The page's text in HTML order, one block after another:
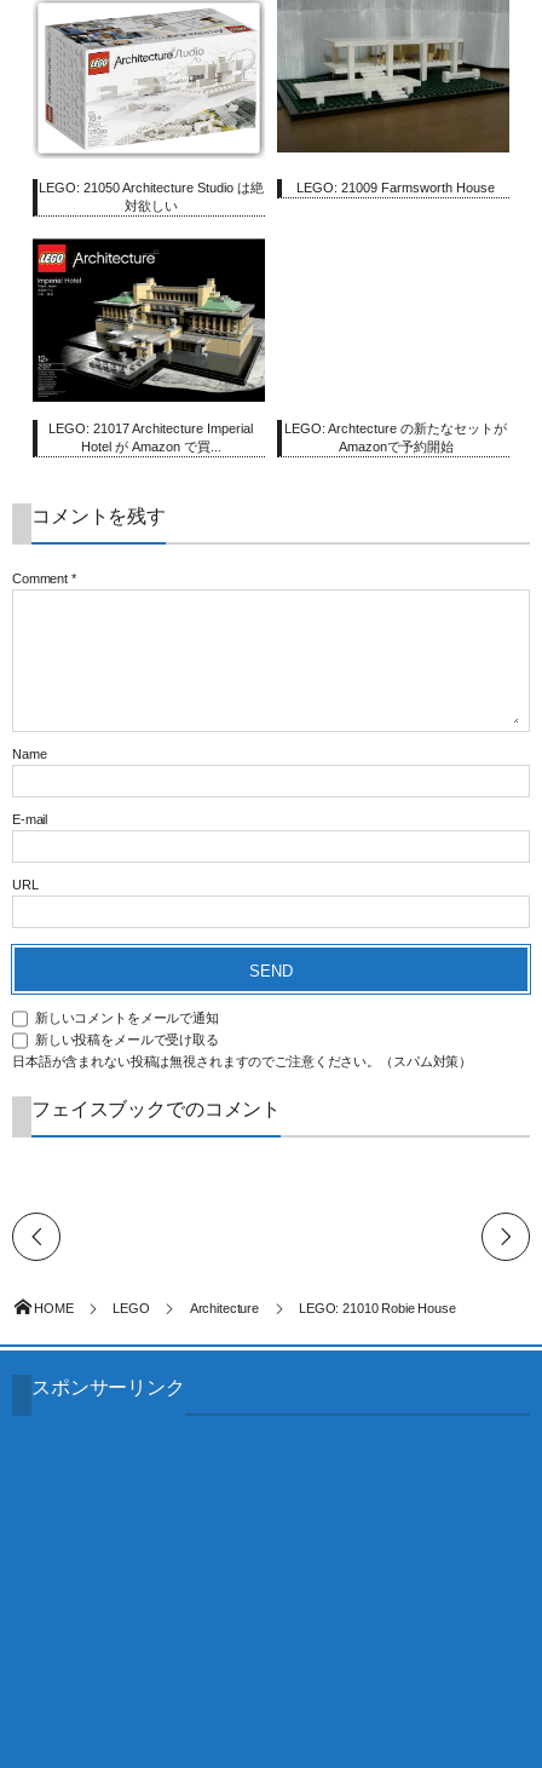
LEGO: 21050 Architecture Studio は絶
対欲しい
LEGO: 21009 Farmsworth House
LEGO: 21017 Architecture Imperial
Hotel が Amazon で買...
LEGO: Archtecture の新たなセットが
Amazonで予約開始
コメントを残す
Comment *
Name
E-mail
URL
新しいコメントをメールで通知
新しい投稿をメールで受け取る
日本語が含まれない投稿は無視されますのでご注意ください。（スパム対策）
フェイスブックでのコメント
HOME LEGO Architecture LEGO: 21010 Robie House
スポンサーリンク